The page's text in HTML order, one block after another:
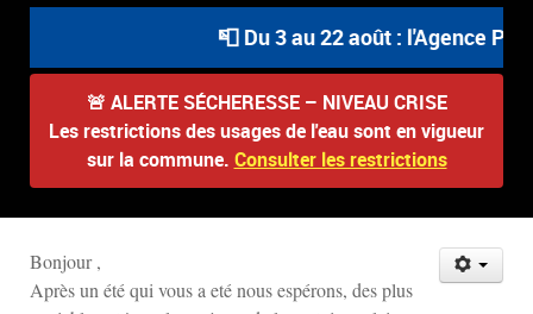
📮 Du 3 au 22 août : l'Agence
🚨 ALERTE SÉCHERESSE – NIVEAU CRISE
Les restrictions des usages de l'eau sont en vigueur
sur la commune. Consulter les restrictions
Bonjour ,
Après un été qui vous a eté nous espérons, des plus